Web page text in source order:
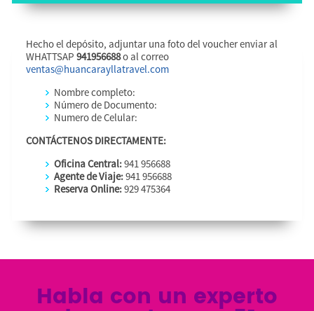
Hecho el depósito, adjuntar una foto del voucher enviar al
WHATTSAP 941956688o al correo
ventas@huancarayllatravel.com
Nombre completo:
Número de Documento:
Numero de Celular:
CONTÁCTENOS DIRECTAMENTE:
Oficina Central:941 956688
Agente de Viaje:941 956688
Reserva Online:929 475364
Habla con un experto